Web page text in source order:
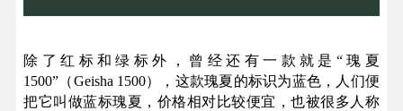
除了红标和绿标外，曾经还有一款就是“瑰夏
1500”（Geisha 1500），这款瑰夏的标识为蓝色，人们便
把它叫做蓝标瑰夏，价格相对比较便宜，也被很多人称